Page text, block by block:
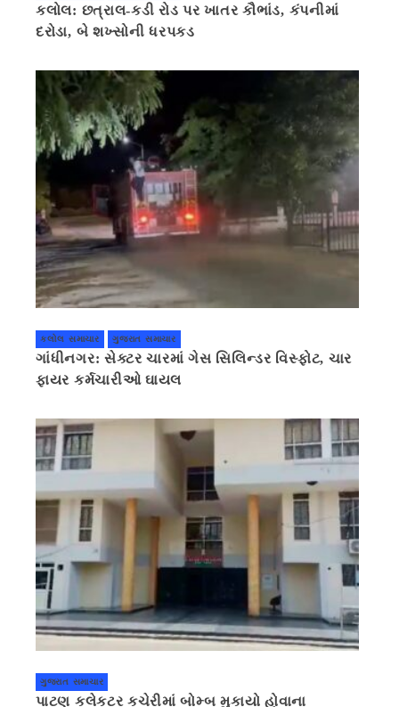
કલોલ: છત્રાલ-કડી રોડ પર ખાતર કૌભાંડ, કંપનીમાં
દરોડા, બે શખ્સોની ધરપકડ
કલોલ સમાચાર ગુજરાત સમાચાર
ગાંધીનગર: સેક્ટર ચારમાં ગેસ સિલિન્ડર વિસ્ફોટ, ચાર
ફાયર કર્મચારીઓ ઘાયલ
ગુજરાત સમાચાર
પાટણ કલેકટર કચેરીમાં બોમ્બ મુકાયો હોવાના